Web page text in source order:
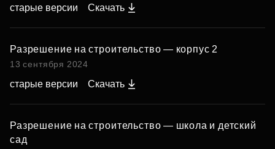
старые версии Скачать
Разрешение на строительство — корпус 2
13 сентября 2024
старые версии Скачать
Разрешение на строительство — школа и детский
сад